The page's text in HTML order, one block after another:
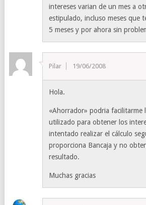
intereses varian de un mes a
estipulado, incluso meses que
5 meses y por ahora sin
Pilar 19/06/2008
Hola.
«Ahorrador» podria facilitarme
utilizado para obtener los
intentado realizar el cálculo
proporciona Bancaja y no
resultado.
Muchas gracias